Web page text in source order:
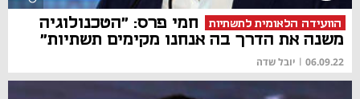
הוועידה הלאומית לתשתיות
חמי פרס: "הטכנולוגיה
משנה את הדרך בה אנחנו מקימים תשתיות"
06.09.22
| יובל שדה